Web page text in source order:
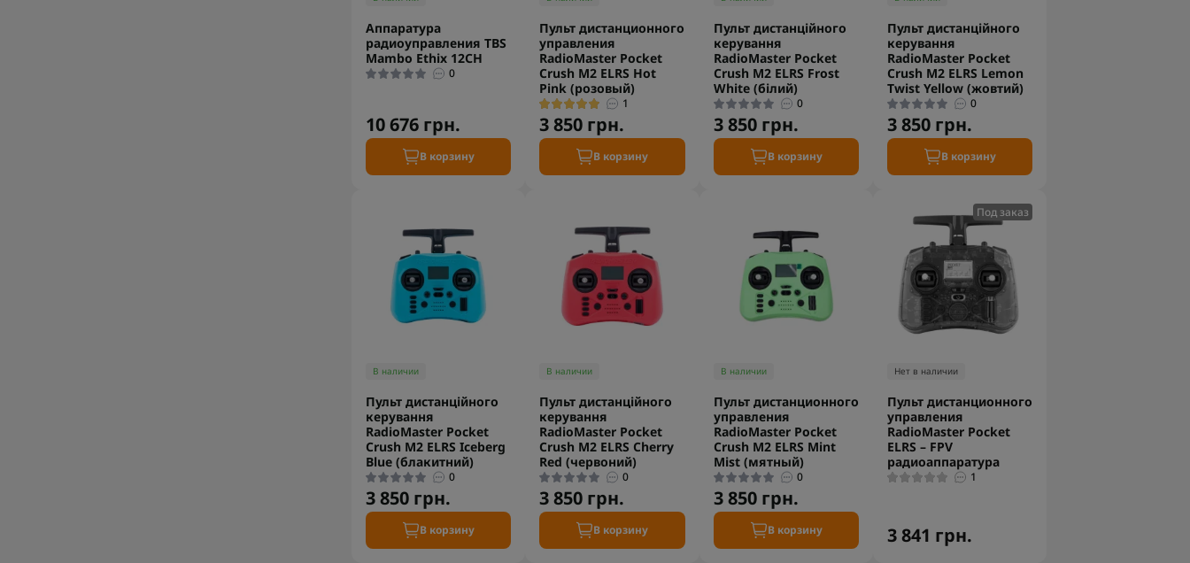
Аппаратура
радиоуправления TBS
Mambo Ethix 12СН
0
10 676 грн.
В корзину
Пульт дистанционного
управления
RadioMaster Pocket
Crush M2 ELRS Hot
Pink (розовый)
1
3 850 грн.
В корзину
Пульт дистанційного
керування
RadioMaster Pocket
Crush M2 ELRS Frost
White (білий)
0
3 850 грн.
В корзину
Пульт дистанційного
керування
RadioMaster Pocket
Crush M2 ELRS Lemon
Twist Yellow (жовтий)
0
3 850 грн.
В корзину
В наличии
Пульт дистанційного
керування
RadioMaster Pocket
Crush M2 ELRS Iceberg
Blue (блакитний)
0
3 850 грн.
В корзину
В наличии
Пульт дистанційного
керування
RadioMaster Pocket
Crush M2 ELRS Cherry
Red (червоний)
0
3 850 грн.
В корзину
В наличии
Пульт дистанционного
управления
RadioMaster Pocket
Crush M2 ELRS Mint
Mist (мятный)
0
3 850 грн.
В корзину
Под заказ
Нет в наличии
Пульт дистанционного
управления
RadioMaster Pocket
ELRS – FPV
радиоаппаратура
1
3 841 грн.